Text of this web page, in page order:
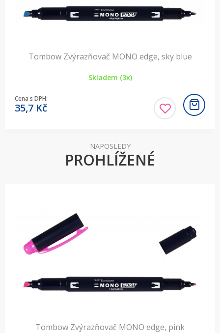
Tombow Zvýrazňovač MONO edge, sky blue
Skladem (3x)
Cena s DPH:
35,7 Kč
NAPOSLEDY
PROHLÍŽENÉ
Tombow Zvýrazňovač MONO edge, pink